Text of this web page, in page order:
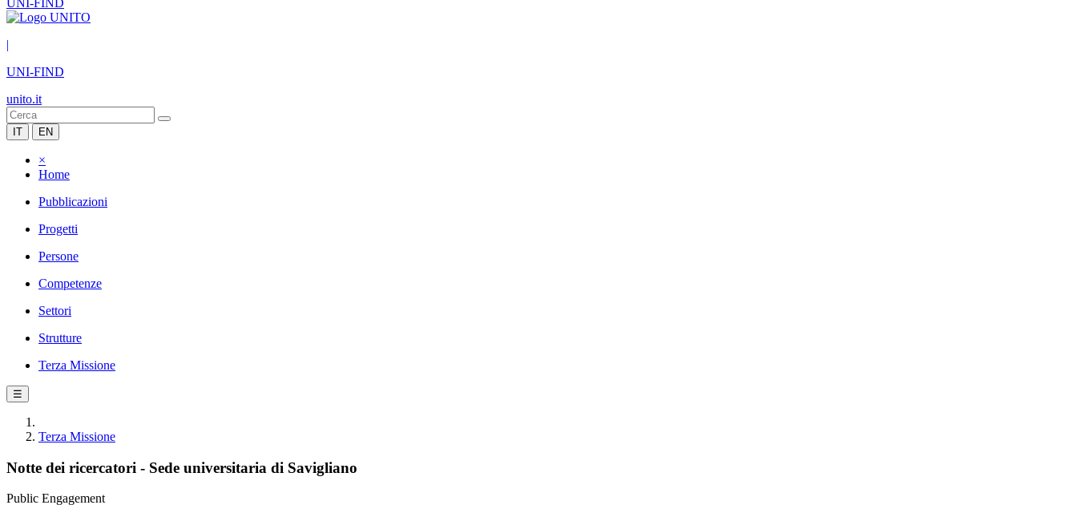
UNI-FIND
|
UNI-FIND
unito.it
IT EN
×
Home
Pubblicazioni
Progetti
Persone
Competenze
Settori
Strutture
Terza Missione
☰
Terza Missione
Notte dei ricercatori - Sede universitaria di Savigliano
Public Engagement